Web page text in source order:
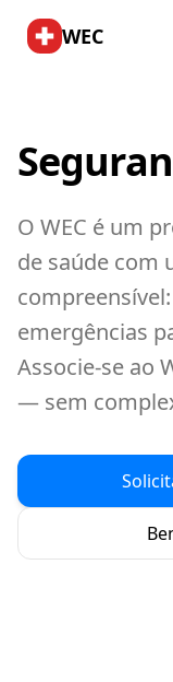
WEC
O WEC é um
de saúde com
emergências
Associe-se ao
— sem